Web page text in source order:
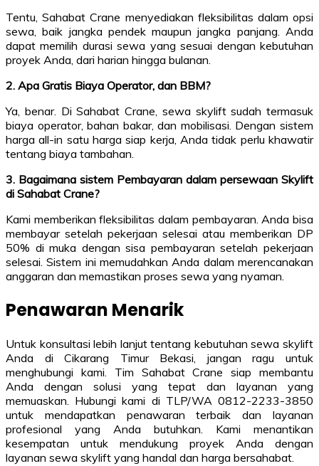
Tentu, Sahabat Crane menyediakan fleksibilitas dalam opsi
sewa, baik jangka pendek maupun jangka panjang. Anda
dapat memilih durasi sewa yang sesuai dengan kebutuhan
proyek Anda, dari harian hingga bulanan.
2. Apa Gratis Biaya Operator, dan BBM?
Ya, benar. Di Sahabat Crane, sewa skylift sudah termasuk
biaya operator, bahan bakar, dan mobilisasi. Dengan sistem
harga all-in satu harga siap kerja, Anda tidak perlu khawatir
tentang biaya tambahan.
3. Bagaimana sistem Pembayaran dalam persewaan Skylift
di Sahabat Crane?
Kami memberikan fleksibilitas dalam pembayaran. Anda bisa
membayar setelah pekerjaan selesai atau memberikan DP
50% di muka dengan sisa pembayaran setelah pekerjaan
selesai. Sistem ini memudahkan Anda dalam merencanakan
anggaran dan memastikan proses sewa yang nyaman.
Penawaran Menarik
Untuk konsultasi lebih lanjut tentang kebutuhan sewa skylift
Anda di Cikarang Timur Bekasi, jangan ragu untuk
menghubungi kami. Tim Sahabat Crane siap membantu
Anda dengan solusi yang tepat dan layanan yang
memuaskan. Hubungi kami di TLP/WA 0812-2233-3850
untuk mendapatkan penawaran terbaik dan layanan
profesional yang Anda butuhkan. Kami menantikan
kesempatan untuk mendukung proyek Anda dengan
layanan sewa skylift yang handal dan harga bersahabat.